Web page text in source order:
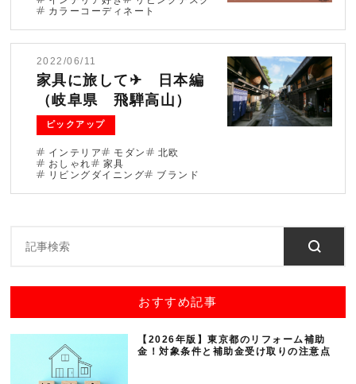
カラーコーディネート
2022/06/11
家具に旅して✈ 日本編
（岐阜県 飛騨高山）
ピックアップ
インテリア モダン
北欧
おしゃれ
家具
リビングダイニング
ブランド
おすすめ記事
【2026年版】東京都のリフォーム補助
金！対象条件と補助金受け取りの注意点